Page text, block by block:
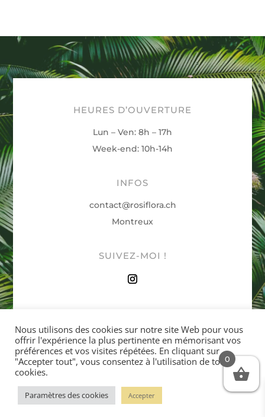
HEURES D’OUVERTURE
Lun – Ven: 8h – 17h
Week-end: 10h-14h
INFOS
contact@rosiflora.ch
Montreux
SUIVEZ-MOI !
Copyright © 2022 – Rosiflora
Site internet en Suisse romande– Créé pare-Medias
Nous utilisons des cookies sur notre site Web pour vous
offrir l'expérience la plus pertinente en mémorisant vos
préférences et vos visites répétées. En cliquant sur
"Accepter tout", vous consentez à l'utilisation de tous les
cookies.
Paramètres des cookies Accepter
0